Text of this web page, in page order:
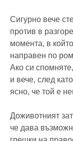
Сигурно вече
против в
момента, в
направен по
Ако си
и вече, след
ясно, че той е
Доживотният
че дава